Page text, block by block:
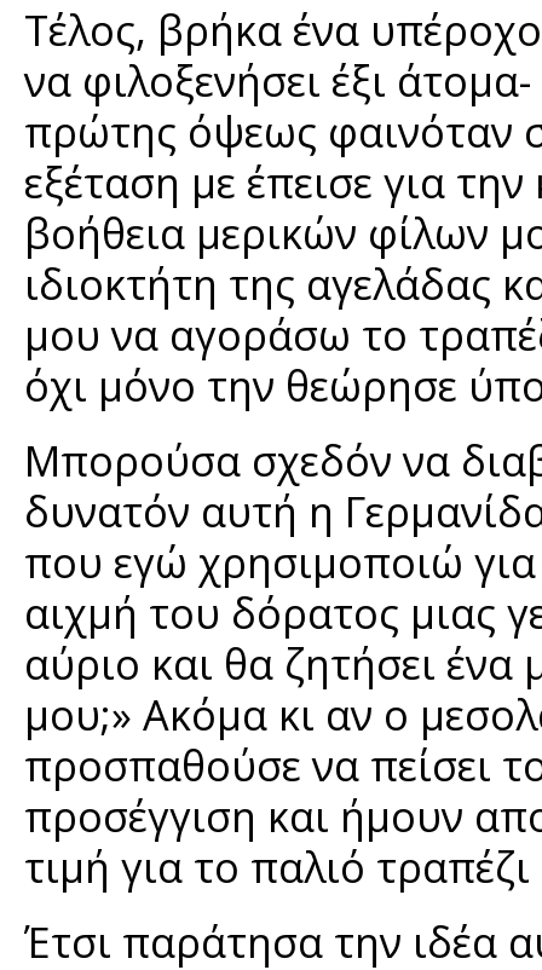
Τέλος, βρήκα ένα
να φιλοξενήσει έξι
πρώτης όψεως φαινόταν
εξέταση με έπεισε για
βοήθεια μερικών φίλων
ιδιοκτήτη της αγελάδας
μου να αγοράσω το
όχι μόνο την θεώρησε
Μπορούσα σχεδόν να
δυνατόν αυτή η
που εγώ χρησιμοποιώ
αιχμή του δόρατος μιας
αύριο και θα ζητήσει
μου;» Ακόμα κι αν ο
προσπαθούσε να πείσει
προσέγγιση και ήμουν
τιμή για το παλιό
Έτσι παράτησα την ιδέα